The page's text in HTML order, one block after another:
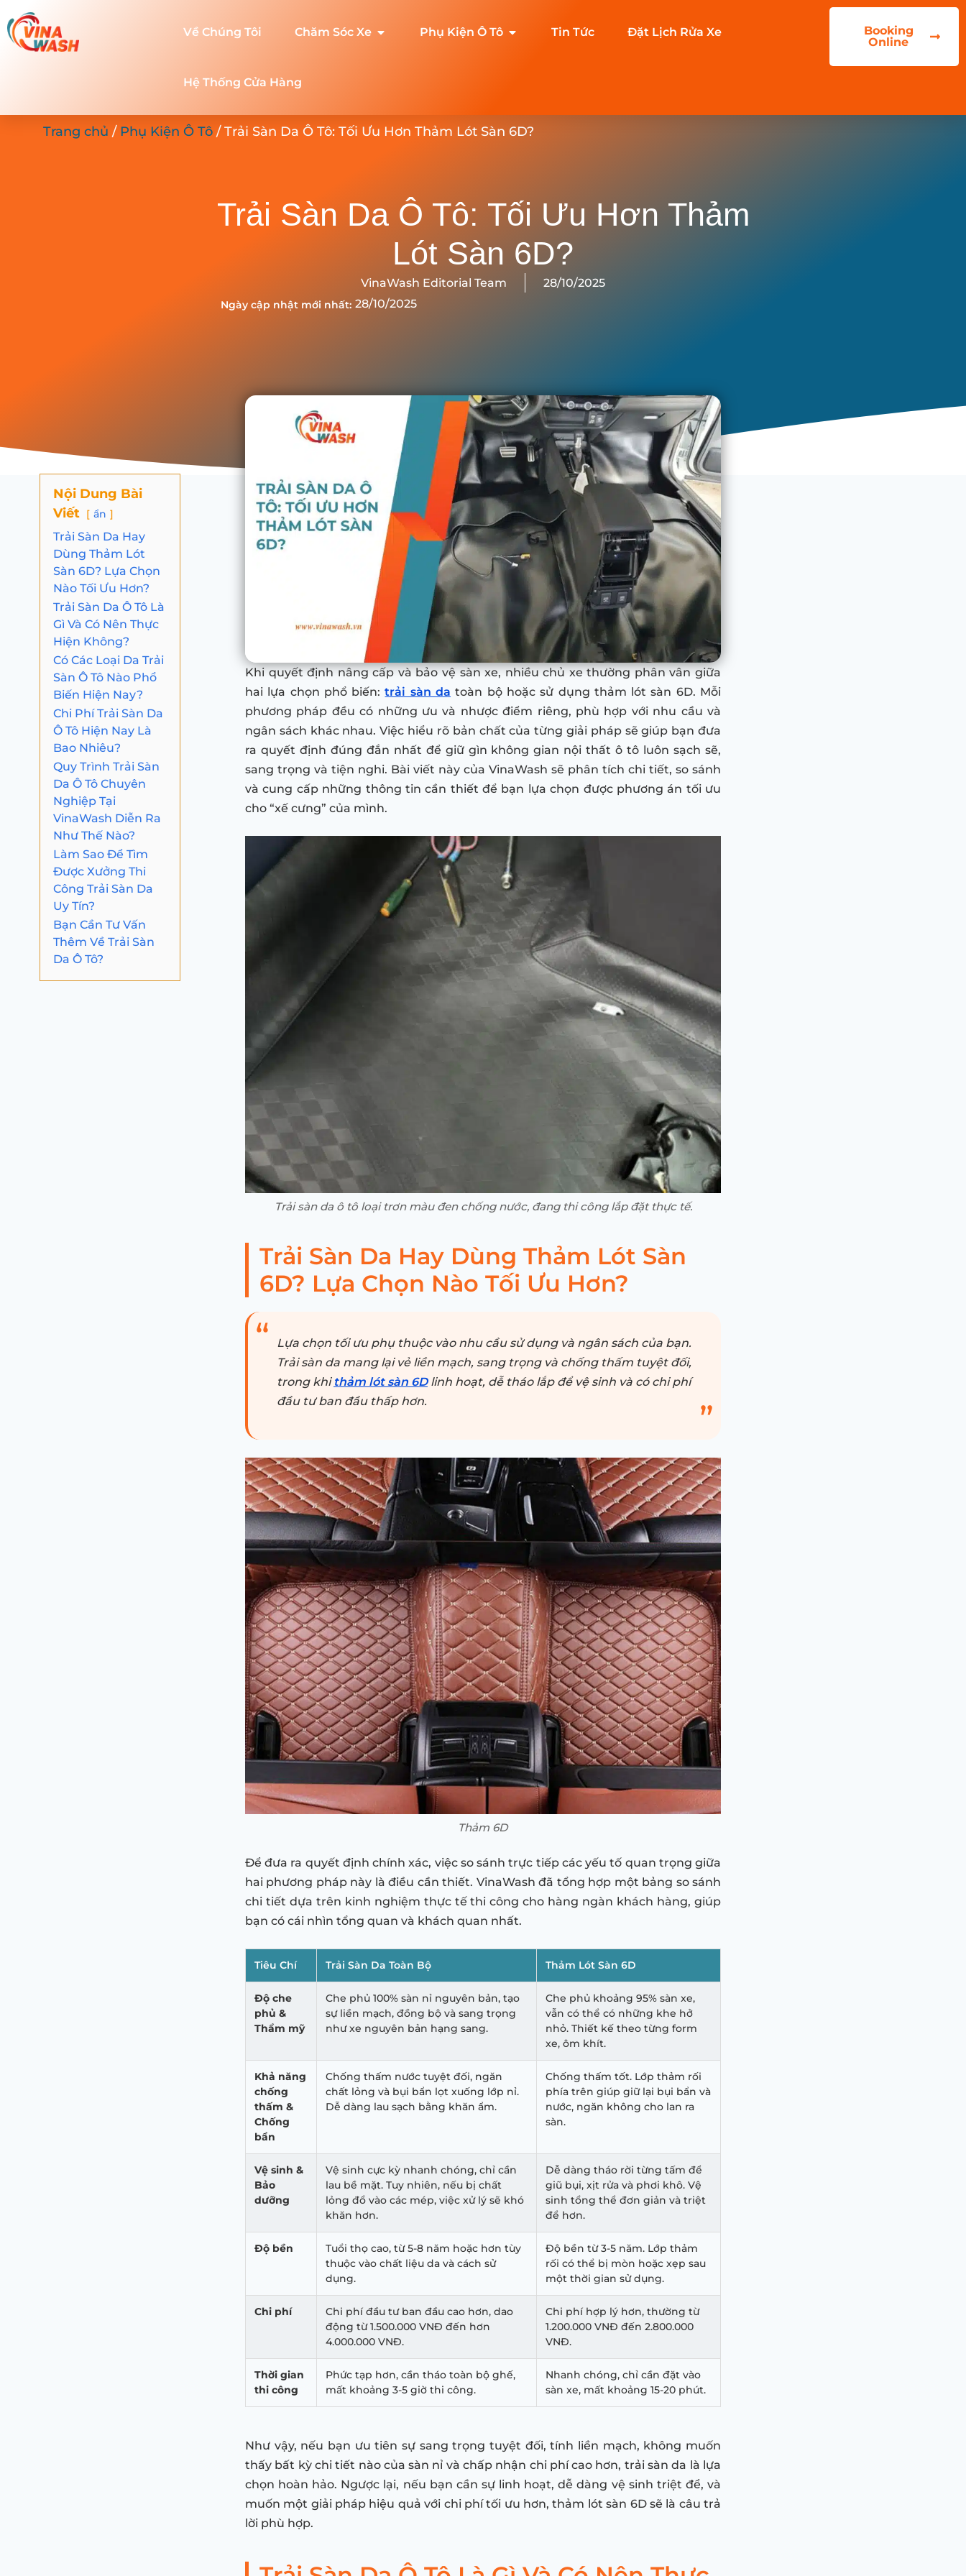
Về Chúng Tôi Chăm Sóc Xe Phụ Kiện Ô Tô Tin Tức Đặt Lịch Rửa Xe
Hệ Thống Cửa Hàng
Booking
Online
Trang chủ / Phụ Kiện Ô Tô / Trải Sàn Da Ô Tô: Tối Ưu Hơn Thảm Lót Sàn 6D?
Trải Sàn Da Ô Tô: Tối Ưu Hơn Thảm
Lót Sàn 6D?
VinaWash Editorial Team 28/10/2025
Ngày cập nhật mới nhất: 28/10/2025
Nội Dung Bài
Viết
ẩn
Trải Sàn Da Hay
Dùng Thảm Lót
Sàn 6D? Lựa Chọn
Nào Tối Ưu Hơn?
Trải Sàn Da Ô Tô Là
Gì Và Có Nên Thực
Hiện Không?
Có Các Loại Da Trải
Sàn Ô Tô Nào Phổ
Biến Hiện Nay?
Chi Phí Trải Sàn Da
Ô Tô Hiện Nay Là
Bao Nhiêu?
Quy Trình Trải Sàn
Da Ô Tô Chuyên
Nghiệp Tại
VinaWash Diễn Ra
Như Thế Nào?
Làm Sao Để Tìm
Được Xưởng Thi
Công Trải Sàn Da
Uy Tín?
Bạn Cần Tư Vấn
Thêm Về Trải Sàn
Da Ô Tô?
Khi quyết định nâng cấp và bảo vệ sàn xe, nhiều chủ xe thường phân vân giữa
hai lựa chọn phổ biến:trải sàn da toàn bộ hoặc sử dụng thảm lót sàn 6D. Mỗi
phương pháp đều có những ưu và nhược điểm riêng, phù hợp với nhu cầu và
ngân sách khác nhau. Việc hiểu rõ bản chất của từng giải pháp sẽ giúp bạn đưa
ra quyết định đúng đắn nhất để giữ gìn không gian nội thất ô tô luôn sạch sẽ,
sang trọng và tiện nghi. Bài viết này của VinaWash sẽ phân tích chi tiết, so sánh
và cung cấp những thông tin cần thiết để bạn lựa chọn được phương án tối ưu
cho “xế cưng” của mình.
Trải sàn da ô tô loại trơn màu đen chống nước, đang thi công lắp đặt thực tế.
Trải Sàn Da Hay Dùng Thảm Lót Sàn
6D? Lựa Chọn Nào Tối Ưu Hơn?
Lựa chọn tối ưu phụ thuộc vào nhu cầu sử dụng và ngân sách của bạn.
Trải sàn da mang lại vẻ liền mạch, sang trọng và chống thấm tuyệt đối,
trong khi thảm lót sàn 6Dlinh hoạt, dễ tháo lắp để vệ sinh và có chi phí
đầu tư ban đầu thấp hơn.
Thảm 6D
Để đưa ra quyết định chính xác, việc so sánh trực tiếp các yếu tố quan trọng giữa
hai phương pháp này là điều cần thiết. VinaWash đã tổng hợp một bảng so sánh
chi tiết dựa trên kinh nghiệm thực tế thi công cho hàng ngàn khách hàng, giúp
bạn có cái nhìn tổng quan và khách quan nhất.
Tiêu Chí Trải Sàn Da Toàn Bộ Thảm Lót Sàn 6D
Độ che
phủ &
Thẩm mỹ
Che phủ 100% sàn nỉ nguyên bản, tạo
sự liền mạch, đồng bộ và sang trọng
như xe nguyên bản hạng sang.
Che phủ khoảng 95% sàn xe,
vẫn có thể có những khe hở
nhỏ. Thiết kế theo từng form
xe, ôm khít.
Khả năng
chống
thấm &
Chống
bẩn
Chống thấm nước tuyệt đối, ngăn
chất lỏng và bụi bẩn lọt xuống lớp nỉ.
Dễ dàng lau sạch bằng khăn ẩm.
Chống thấm tốt. Lớp thảm rối
phía trên giúp giữ lại bụi bẩn và
nước, ngăn không cho lan ra
sàn.
Vệ sinh &
Bảo
dưỡng
Vệ sinh cực kỳ nhanh chóng, chỉ cần
lau bề mặt. Tuy nhiên, nếu bị chất
lỏng đổ vào các mép, việc xử lý sẽ khó
khăn hơn.
Dễ dàng tháo rời từng tấm để
giũ bụi, xịt rửa và phơi khô. Vệ
sinh tổng thể đơn giản và triệt
để hơn.
Độ bền
Tuổi thọ cao, từ 5-8 năm hoặc hơn tùy
thuộc vào chất liệu da và cách sử
dụng.
Độ bền từ 3-5 năm. Lớp thảm
rối có thể bị mòn hoặc xẹp sau
một thời gian sử dụng.
Chi phí
Chi phí đầu tư ban đầu cao hơn, dao
động từ 1.500.000 VNĐ đến hơn
4.000.000 VNĐ.
Chi phí hợp lý hơn, thường từ
1.200.000 VNĐ đến 2.800.000
VNĐ.
Thời gian
thi công
Phức tạp hơn, cần tháo toàn bộ ghế,
mất khoảng 3-5 giờ thi công.
Nhanh chóng, chỉ cần đặt vào
sàn xe, mất khoảng 15-20 phút.
Như vậy, nếu bạn ưu tiên sự sang trọng tuyệt đối, tính liền mạch, không muốn
thấy bất kỳ chi tiết nào của sàn nỉ và chấp nhận chi phí cao hơn, trải sàn da là lựa
chọn hoàn hảo. Ngược lại, nếu bạn cần sự linh hoạt, dễ dàng vệ sinh triệt để, và
muốn một giải pháp hiệu quả với chi phí tối ưu hơn, thảm lót sàn 6D sẽ là câu trả
lời phù hợp.